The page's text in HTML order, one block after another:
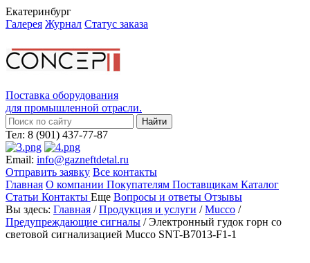
Екатеринбург
Галерея Журнал Статус заказа
Поставка оборудования
для промышленной отрасли.
Тел: 8 (901) 437-77-87
Email: info@gazneftdetal.ru
Отправить заявку Все контакты
Главная О компании Покупателям Поставщикам Каталог
Статьи Контакты Еще Вопросы и ответы Отзывы
Вы здесь: Главная /Продукция и услуги /Mucco /
Предупреждающие сигналы / Электронный гудок горн со
световой сигнализацией Mucco SNT-B7013-F1-1